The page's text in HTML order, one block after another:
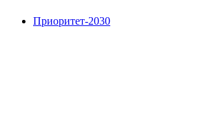
Приоритет-2030